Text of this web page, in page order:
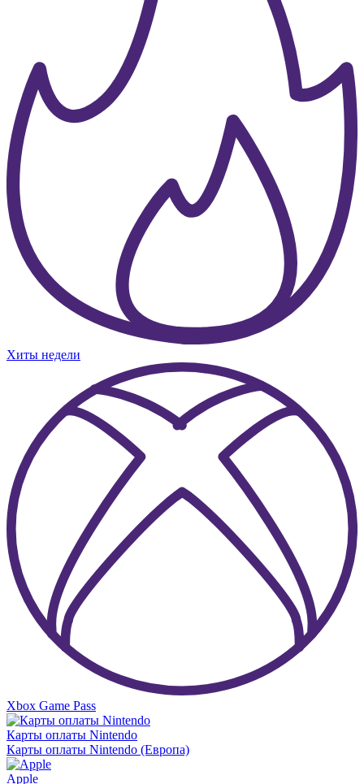
Хиты недели
Xbox Game Pass
Карты оплаты Nintendo
Карты оплаты Nintendo (Европа)
Apple